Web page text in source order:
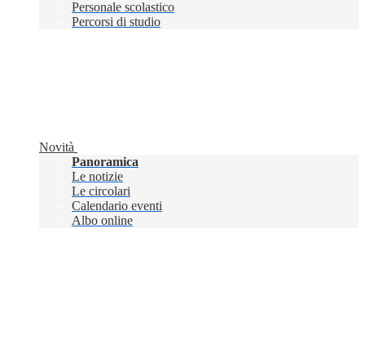
Personale scolastico
Percorsi di studio
Novità
Panoramica
Le notizie
Le circolari
Calendario eventi
Albo online